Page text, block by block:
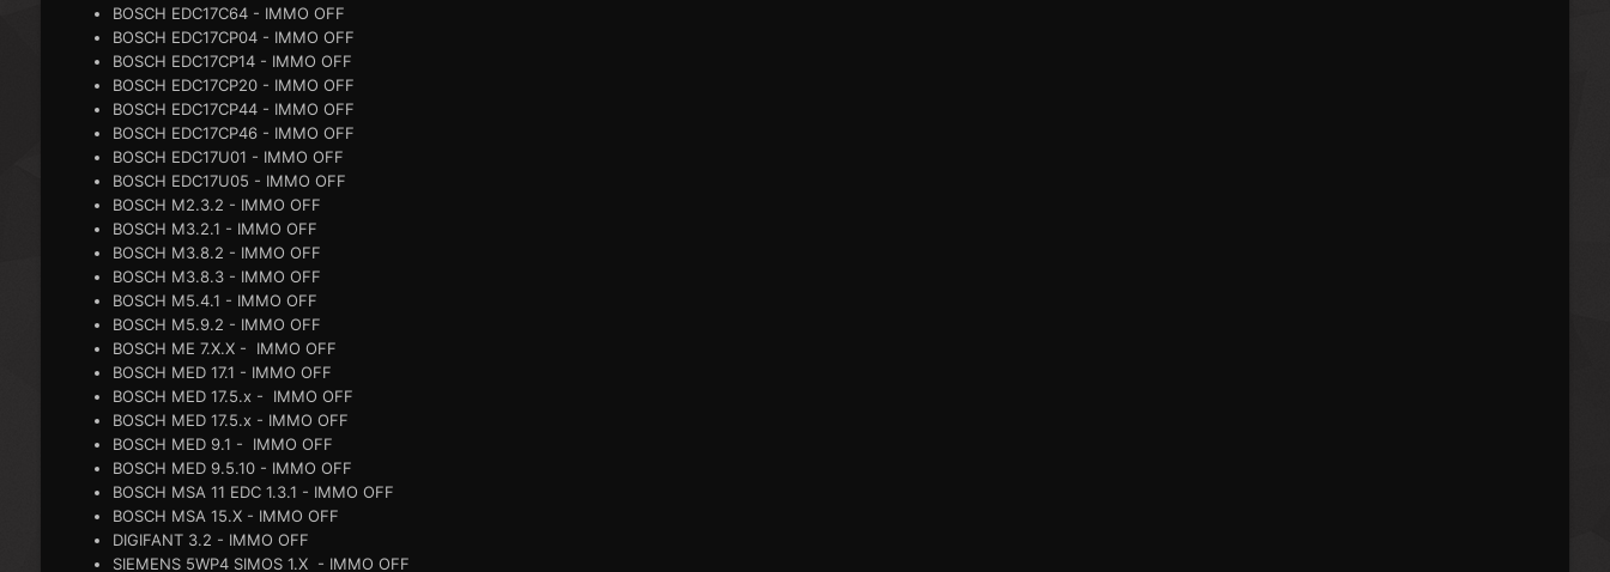
BOSCH EDC17C64 - IMMO OFF
BOSCH EDC17CP04 - IMMO OFF
BOSCH EDC17CP14 - IMMO OFF
BOSCH EDC17CP20 - IMMO OFF
BOSCH EDC17CP44 - IMMO OFF
BOSCH EDC17CP46 - IMMO OFF
BOSCH EDC17U01 - IMMO OFF
BOSCH EDC17U05 - IMMO OFF
BOSCH M2.3.2 - IMMO OFF
BOSCH M3.2.1 - IMMO OFF
BOSCH M3.8.2 - IMMO OFF
BOSCH M3.8.3 - IMMO OFF
BOSCH M5.4.1 - IMMO OFF
BOSCH M5.9.2 - IMMO OFF
BOSCH ME 7.X.X - IMMO OFF
BOSCH MED 17.1 - IMMO OFF
BOSCH MED 17.5.x - IMMO OFF
BOSCH MED 17.5.x - IMMO OFF
BOSCH MED 9.1 - IMMO OFF
BOSCH MED 9.5.10 - IMMO OFF
BOSCH MSA 11 EDC 1.3.1 - IMMO OFF
BOSCH MSA 15.X - IMMO OFF
DIGIFANT 3.2 - IMMO OFF
SIEMENS 5WP4 SIMOS 1.X - IMMO OFF